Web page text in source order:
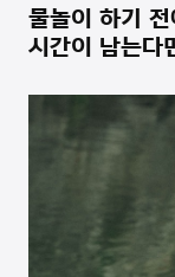
물놀이 하기 전
시간이 남는다